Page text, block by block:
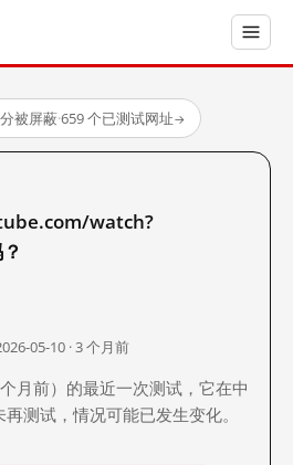
被屏蔽·659 个已测试网址→
watch?
05-10 · 3 个月前
月前）的最近一次测试，它在中
测试，情况可能已发生变化。